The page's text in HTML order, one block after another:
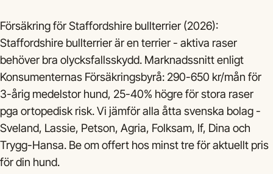
Försäkring för Staffordshire bullterrier (2026):
Staffordshire bullterrier är en terrier - aktiva raser
behöver bra olycksfallsskydd. Marknadssnitt enligt
Konsumenternas Försäkringsbyrå: 290-650 kr/mån för
3-årig medelstor hund, 25-40% högre för stora raser
pga ortopedisk risk. Vi jämför alla åtta svenska bolag -
Sveland, Lassie, Petson, Agria, Folksam, If, Dina och
Trygg-Hansa. Be om offert hos minst tre för aktuellt pris
för din hund.